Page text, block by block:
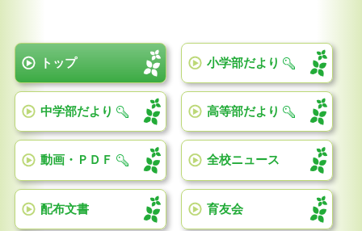
トップ 小学部だより
中学部だより 高等部だより
動画・ＰＤＦ 全校ニュース
配布文書 育友会